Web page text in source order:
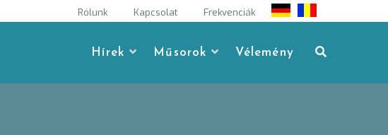
Rólunk Kapcsolat Frekvenciák
Hírek Műsorok Vélemény